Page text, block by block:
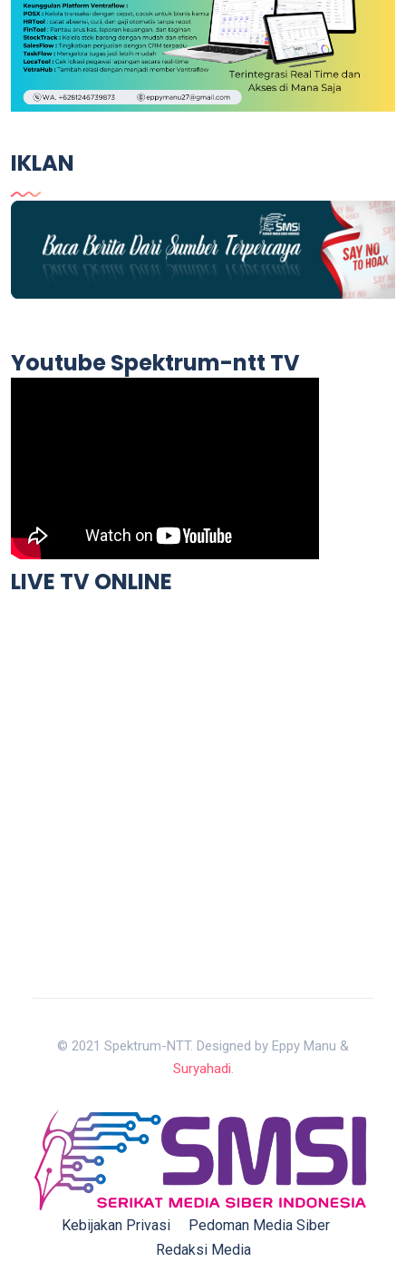
IKLAN
Youtube Spektrum-ntt TV
LIVE TV ONLINE
© 2021 Spektrum-NTT. Designed by Eppy Manu &
Suryahadi
Kebijakan Privasi
Pedoman Media Siber
Redaksi Media